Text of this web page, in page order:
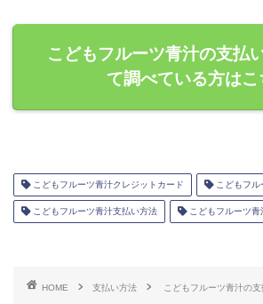
こどもフルーツ青汁の支払
て調べている方はこ
こどもフルーツ青汁クレジットカード こどもフル
こどもフルーツ青汁支払い方法 こどもフルーツ青
HOME 支払い方法 こどもフルーツ青汁の